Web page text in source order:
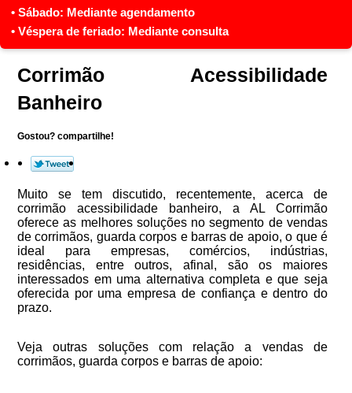
Corrimão Acessibilidade
Banheiro
Gostou? compartilhe!
Muito se tem discutido, recentemente, acerca de
corrimão acessibilidade banheiro, a AL Corrimão
oferece as melhores soluções no segmento de vendas
de corrimãos, guarda corpos e barras de apoio, o que é
ideal para empresas, comércios, indústrias,
residências, entre outros, afinal, são os maiores
interessados em uma alternativa completa e que seja
oferecida por uma empresa de confiança e dentro do
prazo.
Veja outras soluções com relação a vendas de
corrimãos, guarda corpos e barras de apoio: